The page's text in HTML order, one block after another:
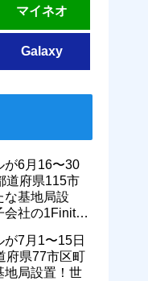
マイネオ
Galaxy
が6月16〜30
道府県115市
な基地局設
会社の1Finity
7月1〜15日
府県77市区町
地局設置！世